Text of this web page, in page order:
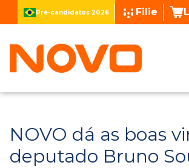
Pré-candidatos 2026 Filie
NOVO dá as boas
deputado Bruno